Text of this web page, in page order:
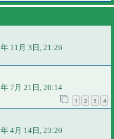
11月 3日, 21:26
7月 21日, 20:14
1 2 3 4
4月 14日, 23:20